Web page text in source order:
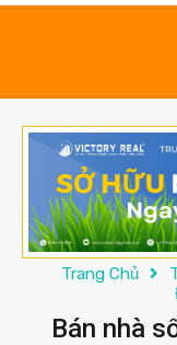
Trang Chủ
Bán nhà